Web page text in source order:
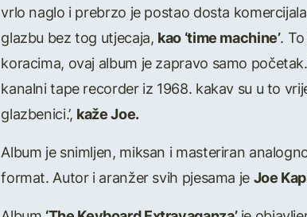
vrlo naglo i prebrzo je postao dosta
glazbu bez tog utjecaja, kao ‘time machine’.
koracima, ovaj album je zapravo samo
kanalni tape recorder iz 1968. kakav su u to
glazbenici.’, kaže Joe.
Album je snimljen, miksan i masteriran
format. Autor i aranžer svih pjesama jeJoe